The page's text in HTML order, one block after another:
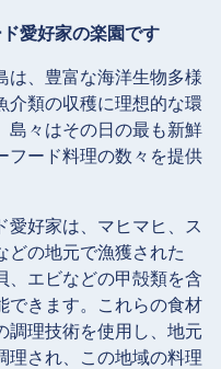
愛好家の楽園です
は、豊富な海洋生物多様
介類の収穫に理想的な環
島々はその日の最も新鮮
フード料理の数々を提供
愛好家は、マヒマヒ、ス
どの地元で漁獲された
、エビなどの甲殻類を含
できます。これらの食材
調理技術を使用し、地元
理され、この地域の料理